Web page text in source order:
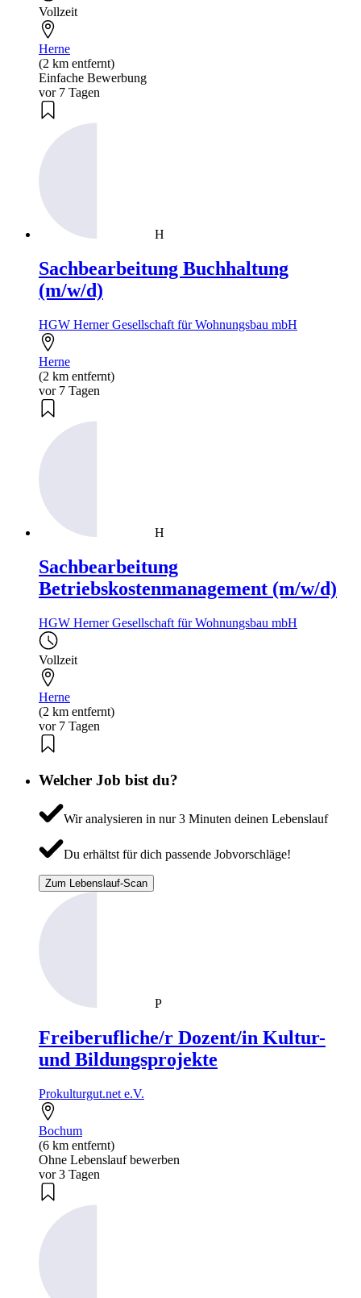
Vollzeit
Herne
(2 km entfernt)
Einfache Bewerbung
vor 7 Tagen
H
Sachbearbeitung Buchhaltung
(m/w/d)
HGW Herner Gesellschaft für Wohnungsbau mbH
Herne
(2 km entfernt)
vor 7 Tagen
H
Sachbearbeitung
Betriebskostenmanagement (m/w/d)
HGW Herner Gesellschaft für Wohnungsbau mbH
Vollzeit
Herne
(2 km entfernt)
vor 7 Tagen
Welcher Job bist du?
Wir analysieren in nur 3 Minuten deinen Lebenslauf
Du erhältst für dich passende Jobvorschläge!
Zum Lebenslauf-Scan
P
Freiberufliche/r Dozent/in Kultur-
und Bildungsprojekte
Prokulturgut.net e.V.
Bochum
(6 km entfernt)
Ohne Lebenslauf bewerben
vor 3 Tagen